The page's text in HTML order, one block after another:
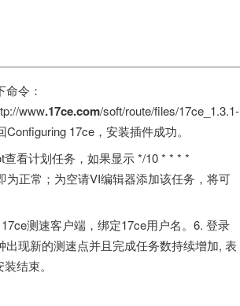
令：
www.17ce.com/soft/route/files/17ce_1.3.1-
17ce，安装插件成功。
看计划任务，如果显示 */10 * * * *
为正常；为空请VI编辑器添加该任务，将可
测速客户端，绑定17ce用户名。6. 登录
现新的测速点并且完成任务数持续增加, 表
结束。